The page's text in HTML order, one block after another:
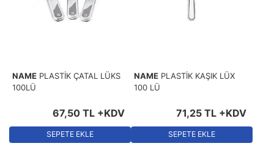
NAME PLASTİK ÇATAL LÜKS
100LÜ
67,50 TL +KDV
SEPETE EKLE
NAME PLASTİK KAŞIK LÜX
100 LÜ
71,25 TL +KDV
SEPETE EKLE